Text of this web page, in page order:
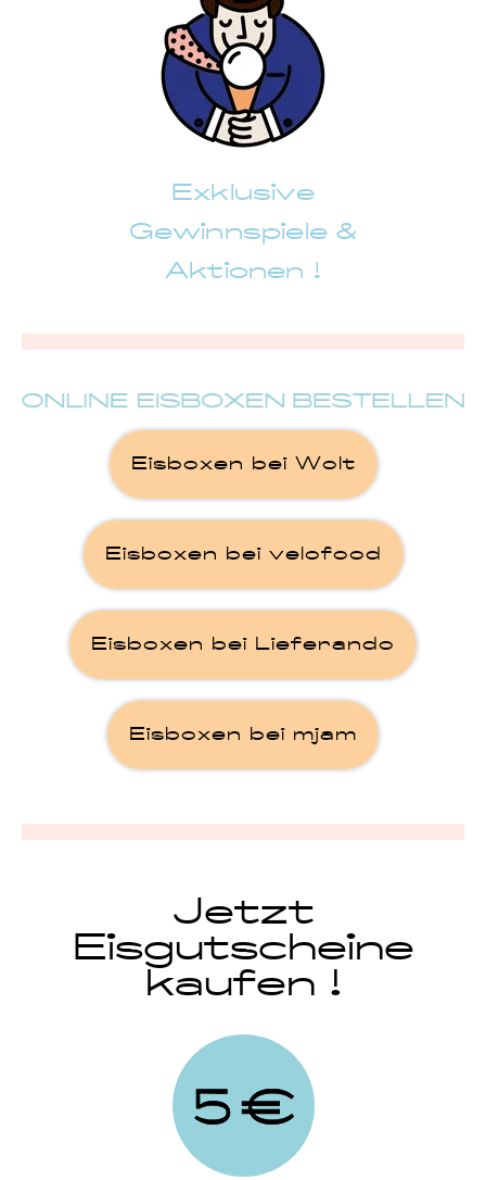
Exklusive
Gewinnspiele &
Aktionen !
Eisboxen bei Wolt
Eisboxen bei velofood
Eisboxen bei Lieferando
Eisboxen bei mjam
Jetzt
Eisgutscheine
kaufen !